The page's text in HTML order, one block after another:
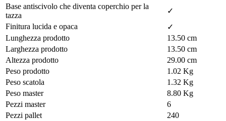
Base antiscivolo che diventa coperchio per la
tazza
✓
Finitura lucida e opaca
✓
Lunghezza prodotto
13.50 cm
Larghezza prodotto
13.50 cm
Altezza prodotto
29.00 cm
Peso prodotto
1.02 Kg
Peso scatola
1.32 Kg
Peso master
8.80 Kg
Pezzi master
6
Pezzi pallet
240